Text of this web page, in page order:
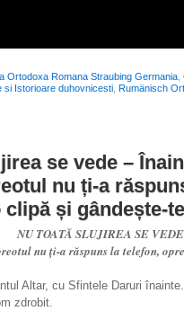
Ortodoxa Romana Straubing Germania
si Istorioare duhovnicesti Rumänisch
se vede –
nu ți-a
clipă și gândește-
NU TOATĂ SLUJIREA SE VEDE
nu ți-a răspuns la telefon,
Altar, cu Sfintele Daruri înainte.
zdrobit.